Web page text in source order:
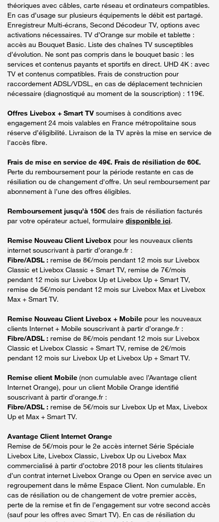
théoriques avec câbles, carte réseau et ordinateurs compatibles.
En cas d’usage sur plusieurs équipements le débit est partagé.
Enregistreur Multi-écrans, Second Décodeur TV, options avec
activations nécessaires. TV d’Orange sur mobile et tablette :
accès au Bouquet Basic. Liste des chaînes TV susceptibles
d’évolution. Ne sont pas compris dans le bouquet basic : les
services et contenus payants et sportifs en direct. UHD 4K : avec
TV et contenus compatibles. Frais de construction pour
raccordement ADSL/VDSL, en cas de déplacement technicien
nécessaire (diagnostiqué au moment de la souscription) : 119€.
Offres Livebox + Smart TV soumises à conditions avec
engagement 24 mois valables en France métropolitaine sous
réserve d’éligibilité. Livraison de la TV après la mise en service de
l'accès fibre.
Frais de mise en service de 49€. Frais de résiliation de 60€.
Perte du remboursement pour la période restante en cas de
résiliation ou de changement d'offre. Un seul remboursement par
abonnement à l’une des offres éligibles.
Remboursement jusqu’à 150€ des frais de résiliation facturés
par votre opérateur actuel, formulaire disponible ici.
Remise Nouveau Client Livebox pour les nouveaux clients
internet souscrivant à partir d’orange.fr :
Fibre/ADSL : remise de 8€/mois pendant 12 mois sur Livebox
Classic et Livebox Classic + Smart TV, remise de 7€/mois
pendant 12 mois sur Livebox Up et Livebox Up + Smart TV,
remise de 5€/mois pendant 12 mois sur Livebox Max et Livebox
Max + Smart TV.
Remise Nouveau Client Livebox + Mobile pour les nouveaux
clients Internet + Mobile souscrivant à partir d’orange.fr :
Fibre/ADSL : remise de 8€/mois pendant 12 mois sur Livebox
Classic et Livebox Classic + Smart TV, remise de 2€/mois
pendant 12 mois sur Livebox Up et Livebox Up + Smart TV.
Remise client Mobile (non cumulable avec l’Avantage client
Internet Orange), pour un client Mobile Orange identifié
souscrivant à partir d’orange.fr :
Fibre/ADSL : remise de 5€/mois sur Livebox Up et Max, Livebox
Up et Max + Smart TV.
Avantage Client Internet Orange
Remise de 5€/mois pour le 2e accès internet Série Spéciale
Livebox Lite, Livebox Classic, Livebox Up ou Livebox Max
commercialisé à partir d’octobre 2018 pour les clients titulaires
d’un contrat internet Livebox Orange ou Open en service avec un
regroupement dans le même Espace Client. Non cumulable. En
cas de résiliation ou de changement de votre premier accès,
perte de la remise et fin de l’engagement sur votre second accès
(sauf pour les offres avec Smart TV). En cas de résiliation du